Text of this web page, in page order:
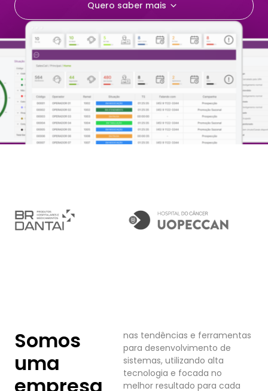
Quero saber mais
Somos
uma
empresa
nas tendências e ferramentas
para desenvolvimento de
sistemas, utilizando alta
tecnologia e focada no
melhor resultado para cada